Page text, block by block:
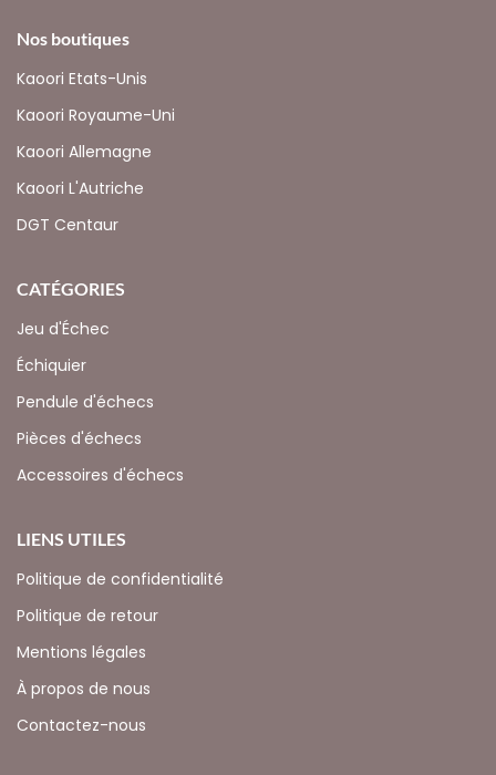
Nos boutiques
Kaoori Etats-Unis
Kaoori Royaume-Uni
Kaoori Allemagne
Kaoori L'Autriche
DGT Centaur
CATÉGORIES
Jeu d'Échec
Échiquier
Pendule d'échecs
Pièces d'échecs
Accessoires d'échecs
LIENS UTILES
Politique de confidentialité
Politique de retour
Mentions légales
À propos de nous
Contactez-nous